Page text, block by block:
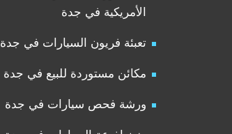
الأمريكية في جدة
تعبئة فريون السيارات في جدة
مكائن مستوردة للبيع في جدة
ورشة فحص سيارات في جدة